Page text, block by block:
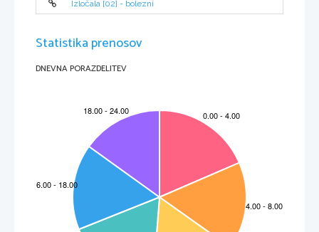
Izločala [02] - bolezni
Statistika prenosov
DNEVNA PORAZDELITEV